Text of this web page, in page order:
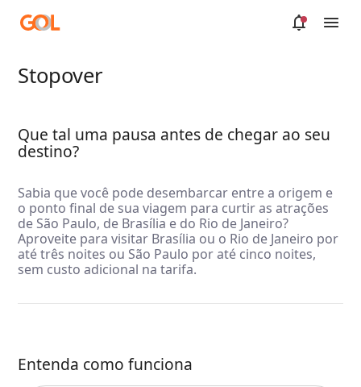
Pular para o Conteúdo principal
Stopover
Que tal uma pausa antes de chegar ao seu
destino?
Sabia que você pode desembarcar entre a origem e
o ponto final de sua viagem para curtir as atrações
de São Paulo, de Brasília e do Rio de Janeiro?
Aproveite para visitar Brasília ou o Rio de Janeiro por
até três noites ou São Paulo por até cinco noites,
sem custo adicional na tarifa.​
Entenda como funciona